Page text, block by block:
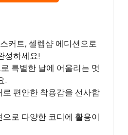
커트, 셀렙샵 에디션으로
성하세요!
특별한 날에 어울리는 멋
.
로 편안한 착용감을 선사합
로 다양한 코디에 활용이